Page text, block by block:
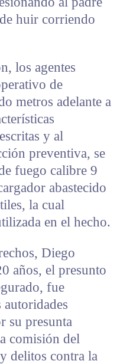
huir corriendo
los agentes
de
metros adelante a
y al
preventiva, se
fuego calibre 9
abastecido
la cual
en el hecho.
Diego
años, el presunto
fue
autoridades
su presunta
comisión del
delitos contra la